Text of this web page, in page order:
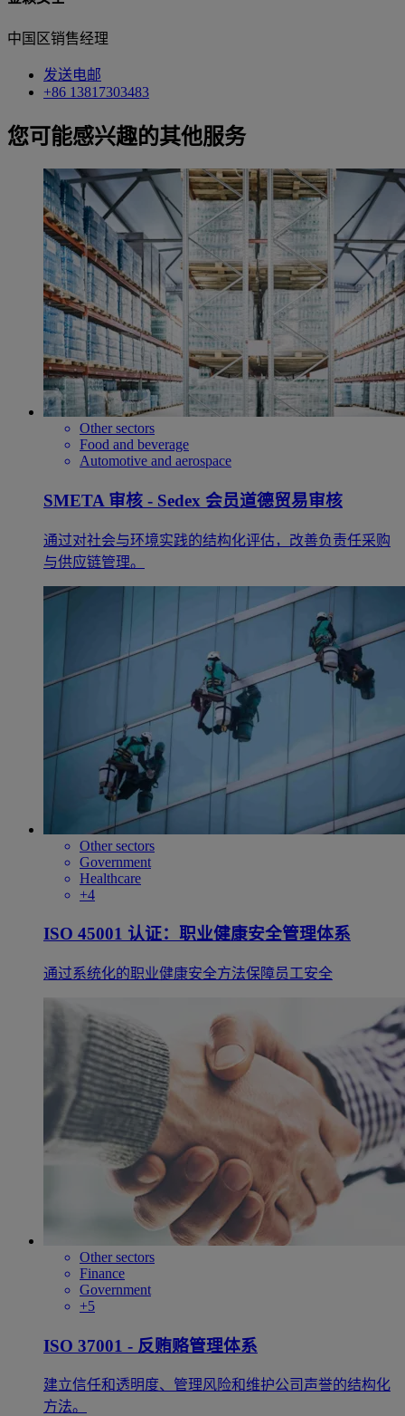
中国区销售经理
发送电邮
+86 13817303483
您可能感兴趣的其他服务
Other sectors
Food and beverage
Automotive and aerospace
SMETA 审核 - Sedex 会员道德贸易审核
通过对社会与环境实践的结构化评估，改善负责任采购
与供应链管理。
Other sectors
Government
Healthcare
+4
ISO 45001 认证：职业健康安全管理体系
通过系统化的职业健康安全方法保障员工安全
Other sectors
Finance
Government
+5
ISO 37001 - 反贿赂管理体系
建立信任和透明度、管理风险和维护公司声誉的结构化
方法。